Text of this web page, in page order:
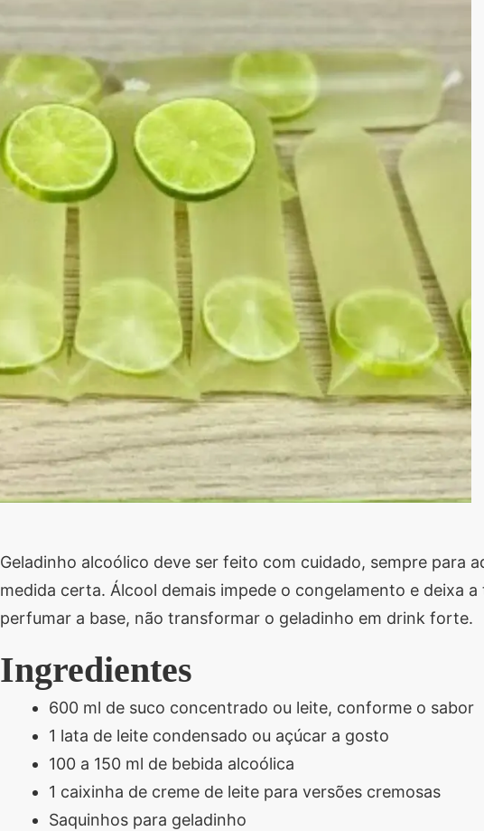
Geladinho alcoólico deve ser feito com cuidado, sempre para
medida certa. Álcool demais impede o congelamento e deixa
perfumar a base, não transformar o geladinho em drink forte.
Ingredientes
600 ml de suco concentrado ou leite, conforme o sabor
1 lata de leite condensado ou açúcar a gosto
100 a 150 ml de bebida alcoólica
1 caixinha de creme de leite para versões cremosas
Saquinhos para geladinho